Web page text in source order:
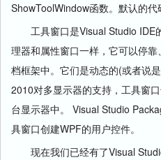
ShowToolWindow函数。默认的代
工具窗口是Visual Studio IDE
理器和属性窗口一样，它可以停
档框架中。它们是动态的(或者说
2010对多显示器的支持，工具窗
台显示器中。 Visual Studio
具窗口创建WPF的用户控件。
现在我们已经有了Visual